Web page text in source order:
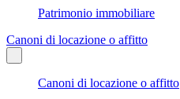
Patrimonio immobiliare
Canoni di locazione o affitto
Canoni di locazione o affitto